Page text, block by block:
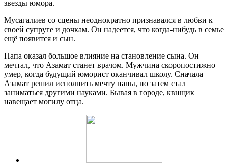
звезды юмора.
Мусагалиев со сцены неоднократно признавался в любви к
своей супруге и дочкам. Он надеется, что когда-нибудь в семье
ещё появится и сын.
Папа оказал большое влияние на становление сына. Он
мечтал, что Азамат станет врачом. Мужчина скоропостижно
умер, когда будущий юморист оканчивал школу. Сначала
Азамат решил исполнить мечту папы, но затем стал
заниматься другими науками. Бывая в городе, квнщик
навещает могилу отца.